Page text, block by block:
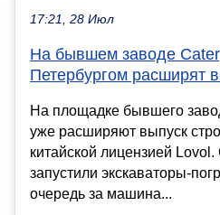
17:21, 28 Июл
На бывшем заводе
Петербургом расширят
На площадке бывшего
уже расширяют выпуск
китайской лицензией
запустили экскаваторы-
очередь за машина...